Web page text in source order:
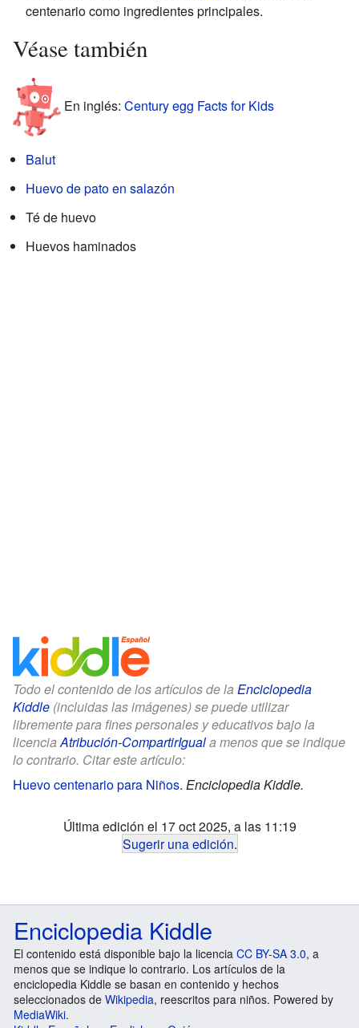
centenario como ingredientes principales.
Véase también
En inglés: Century egg Facts for Kids
Balut
Huevo de pato en salazón
Té de huevo
Huevos haminados
Todo el contenido de los artículos de la Enciclopedia
Kiddle (incluidas las imágenes) se puede utilizar
libremente para fines personales y educativos bajo la
licencia Atribución-CompartirIguala menos que se indique
lo contrario. Citar este artículo:
Huevo centenario para Niños. Enciclopedia Kiddle.
Última edición el 17 oct 2025, a las 11:19
Sugerir una edición.
Enciclopedia Kiddle
El contenido está disponible bajo la licencia CC BY-SA 3.0, a
menos que se indique lo contrario. Los artículos de la
enciclopedia Kiddle se basan en contenido y hechos
seleccionados de Wikipedia, reescritos para niños. Powered by
MediaWiki.